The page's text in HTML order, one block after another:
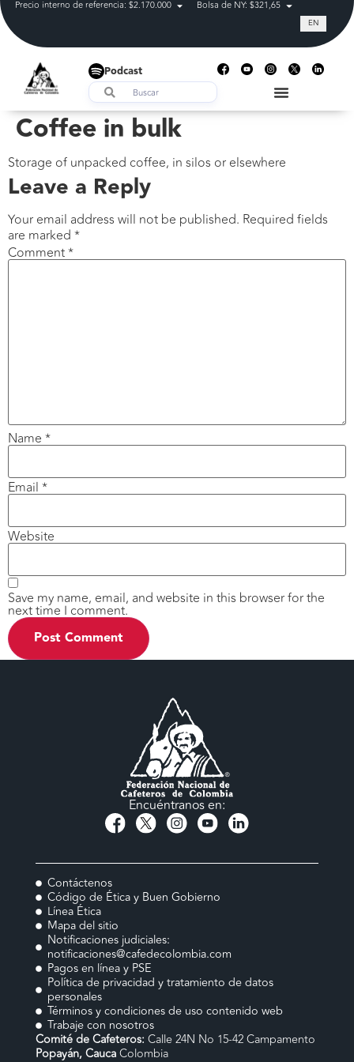
Precio interno de referencia: $2.170.000 Bolsa de NY: $321,65 Tasa de
EN
Podcast
Coffee in bulk
Storage of unpacked coffee, in silos or elsewhere
Leave a Reply
Your email address will not be published. Required fields
are marked *
Comment*
Name *
Email *
Website
Save my name, email, and website in this browser for the
next time I comment.
Encuéntranos en:
Contáctenos
Código de Ética y Buen Gobierno
Línea Ética
Mapa del sitio
Notificaciones judiciales:
notificaciones@cafedecolombia.com
Pagos en línea y PSE
Política de privacidad y tratamiento de datos
personales
Términos y condiciones de uso contenido web
Trabaje con nosotros
Comité de Cafeteros: Calle 24N No 15-42 Campamento
Popayán, CaucaColombia